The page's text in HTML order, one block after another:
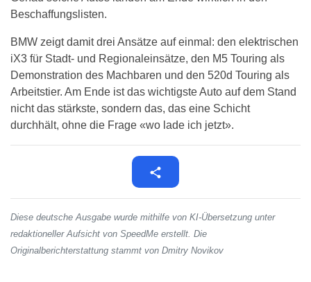
Beschaffungslisten.
BMW zeigt damit drei Ansätze auf einmal: den elektrischen
iX3 für Stadt- und Regionaleinsätze, den M5 Touring als
Demonstration des Machbaren und den 520d Touring als
Arbeitstier. Am Ende ist das wichtigste Auto auf dem Stand
nicht das stärkste, sondern das, das eine Schicht
durchhält, ohne die Frage «wo lade ich jetzt».
Diese deutsche Ausgabe wurde mithilfe von KI-Übersetzung unter
redaktioneller Aufsicht von SpeedMe erstellt. Die
Originalberichterstattung stammt von Dmitry Novikov